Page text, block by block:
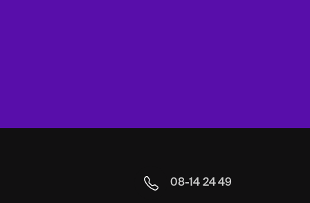
08-14 24 49